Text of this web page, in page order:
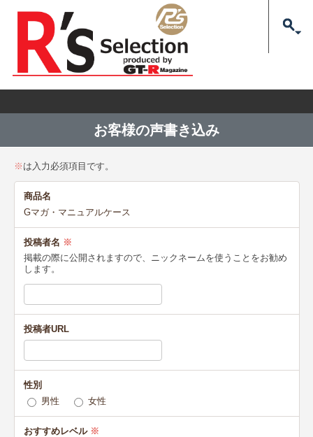
お客様の声書き込み
※ は入力必須項目です。
商品名
Gマガ・マニュアルケース
投稿者名 ※
掲載の際に公開されますので、ニックネームを使うことをお勧め
します。
投稿者URL
性別
男性
女性
おすすめレベル ※